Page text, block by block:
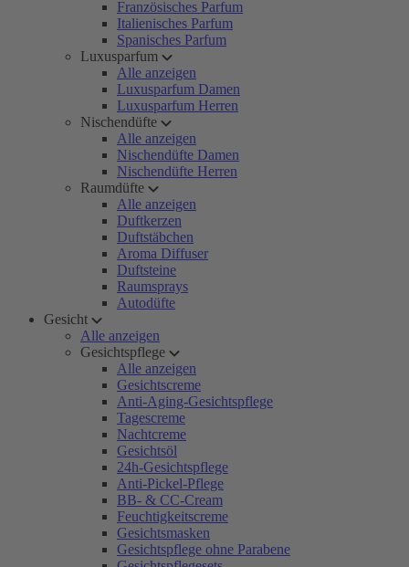
Französisches Parfum
Italienisches Parfum
Spanisches Parfum
Luxusparfum
Alle anzeigen
Luxusparfum Damen
Luxusparfum Herren
Nischendüfte
Alle anzeigen
Nischendüfte Damen
Nischendüfte Herren
Raumdüfte
Alle anzeigen
Duftkerzen
Duftstäbchen
Aroma Diffuser
Duftsteine
Raumsprays
Autodüfte
Gesicht
Alle anzeigen
Gesichtspflege
Alle anzeigen
Gesichtscreme
Anti-Aging-Gesichtspflege
Tagescreme
Nachtcreme
Gesichtsöl
24h-Gesichtspflege
Anti-Pickel-Pflege
BB- & CC-Cream
Feuchtigkeitscreme
Gesichtsmasken
Gesichtspflege ohne Parabene